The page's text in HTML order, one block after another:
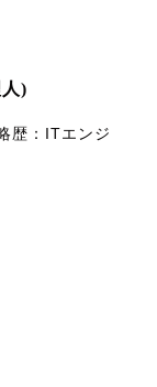
)
歴：ITエンジ